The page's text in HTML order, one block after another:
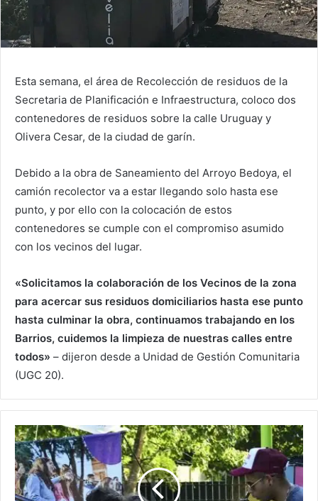
Esta semana, el área de Recolección de residuos de la
Secretaria de Planificación e Infraestructura, coloco dos
contenedores de residuos sobre la calle Uruguay y
Olivera Cesar, de la ciudad de garín.
Debido a la obra de Saneamiento del Arroyo Bedoya, el
camión recolector va a estar llegando solo hasta ese
punto, y por ello con la colocación de estos
contenedores se cumple con el compromiso asumido
con los vecinos del lugar.
«Solicitamos la colaboración de los Vecinos de la zona
para acercar sus residuos domiciliarios hasta ese punto
hasta culminar la obra, continuamos trabajando en los
Barrios, cuidemos la limpieza de nuestras calles entre
todos» – dijeron desde a Unidad de Gestión Comunitaria
(UGC 20).